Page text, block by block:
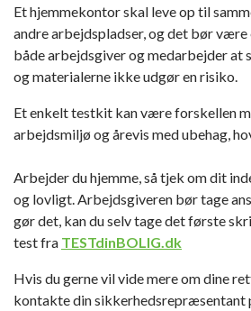
Et hjemmekontor skal leve op til
andre arbejdspladser, og det bør
både arbejdsgiver og medarbejder at
og materialerne ikke udgør en risiko.
Et enkelt testkit kan være forskellen
arbejdsmiljø og årevis med ubehag,
Arbejder du hjemme, så tjek om dit
og lovligt. Arbejdsgiveren bør tage
gør det, kan du selv tage det første
test fra TESTdinBOLIG.dk
Hvis du gerne vil vide mere om dine
kontakte din sikkerhedsrepræsentant